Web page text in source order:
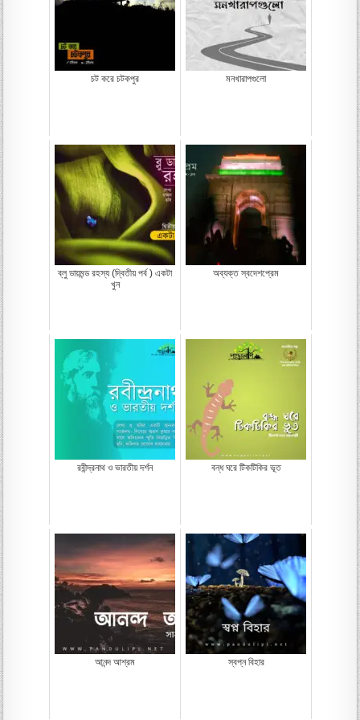
চট করে চটকপুর মনখারাপগুলো
ব্লু ডায়মন্ড রহস্য (দ্বিতীয় পর্ব ) একটা
খুন
অব্যক্ত স্বদেশপ্রেম
রবীন্দ্রনাথ ও ভারতীয় দর্শন বন্ধ ঘরে টিকটিকির ভূত
আনন্দ আশ্রম স্বপ্ন বিহার